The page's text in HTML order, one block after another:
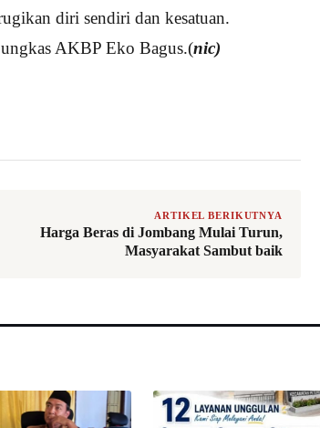
diri sendiri dan kesatuan.
AKBP Eko Bagus.(nic)
ARTIKEL BERIKUTNYA
Harga Beras di Jombang Mulai Turun,
Masyarakat Sambut baik